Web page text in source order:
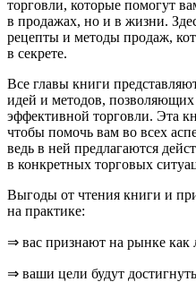
торговли, которые помогут
в продажах, но и в жизни.
рецепты и методы продаж,
в секрете.
Все главы книги
идей и методов, позволяющих
эффективной торговли. Эта
чтобы помочь вам во всех
ведь в ней предлагаются
в конкретных торговых
Выгоды от чтения книги и
на практике:
⇒ вас признают на рынке как
⇒ ваши цели будут